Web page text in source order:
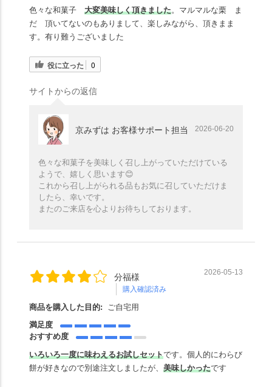
色々な和菓子 大変美味しく頂きました。マルマルな栗 ま
だ 頂いてないのもありまして、楽しみながら、頂きまま
す。有り難うございました
役に立った 0
サイトからの返信
京みずは お客様サポート担当 2026-06-20
色々な和菓子を美味しく召し上がっていただけている
ようで、嬉しく思います😊
これから召し上がられる品もお気に召していただけま
したら、幸いです。
またのご来店を心よりお待ちしております。
分福様
購入確認済み
2026-05-13
商品を購入した目的:
ご自宅用
満足度
おすすめ度
いろいろ一度に味わえるお試しセットです。個人的にわらび
餅が好きなので別途注文しましたが、 美味しかったです